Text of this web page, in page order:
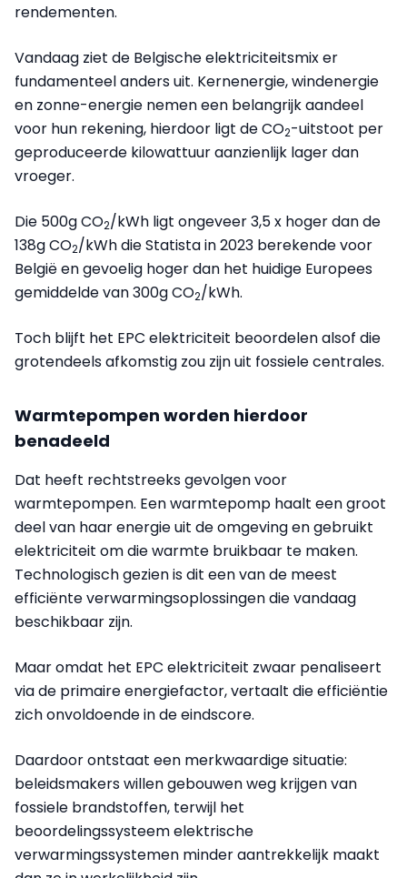
rendementen.
Vandaag ziet de Belgische elektriciteitsmix er
fundamenteel anders uit. Kernenergie, windenergie
en zonne-energie nemen een belangrijk aandeel
voor hun rekening, hierdoor ligt de CO2-uitstoot per
geproduceerde kilowattuur aanzienlijk lager dan
vroeger.
Die 500g CO2/kWh ligt ongeveer 3,5 x hoger dan de
138g CO2/kWh die Statista in 2023 berekende voor
België en gevoelig hoger dan het huidige Europees
gemiddelde van 300g CO2/kWh.
Toch blijft het EPC elektriciteit beoordelen alsof die
grotendeels afkomstig zou zijn uit fossiele centrales.
Warmtepompen worden hierdoor
benadeeld
Dat heeft rechtstreeks gevolgen voor
warmtepompen. Een warmtepomp haalt een groot
deel van haar energie uit de omgeving en gebruikt
elektriciteit om die warmte bruikbaar te maken.
Technologisch gezien is dit een van de meest
efficiënte verwarmingsoplossingen die vandaag
beschikbaar zijn.
Maar omdat het EPC elektriciteit zwaar penaliseert
via de primaire energiefactor, vertaalt die efficiëntie
zich onvoldoende in de eindscore.
Daardoor ontstaat een merkwaardige situatie:
beleidsmakers willen gebouwen weg krijgen van
fossiele brandstoffen, terwijl het
beoordelingssysteem elektrische
verwarmingssystemen minder aantrekkelijk maakt